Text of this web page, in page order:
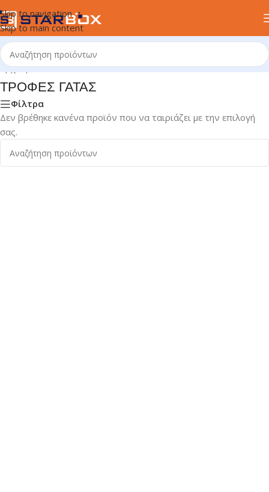
Skip to navigation
Skip to main content
Αρχική σελίδα/ΚΑΤΟΙΚΙΔΙΑ/ΓΑΤΑ/ΤΡΟΦΕΣ ΓΑΤΑΣ
ΤΡΟΦΕΣ ΓΑΤΑΣ
Φίλτρα
Δεν βρέθηκε κανένα προϊόν που να ταιριάζει με την επιλογή
σας.